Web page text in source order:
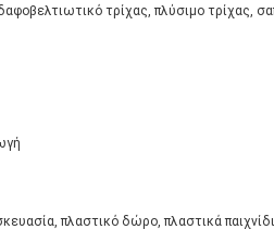
τρίχας, πλύσιμο τρίχας,
πλαστικό δώρο, πλαστικά